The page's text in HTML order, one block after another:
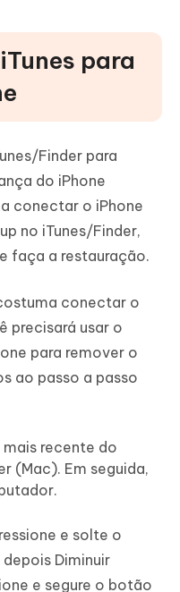
para
Finder para
do iPhone
conectar o iPhone
no iTunes/Finder,
faça a restauração.
conectar o
precisará usar o
para remover o
ao passo a passo
recente do
(Mac). Em seguida,
e solte o
Diminuir
e segure o botão